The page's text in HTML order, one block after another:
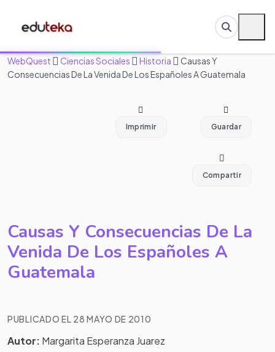
WebQuest Ciencias Sociales Historia
Causas Y
Consecuencias De La Venida De Los Españoles A Guatemala
Imprimir Guardar
Compartir
Causas Y Consecuencias De La
Venida De Los Españoles A
Guatemala
PUBLICADO EL 28 MAYO DE 2010
Autor: Margarita Esperanza Juarez